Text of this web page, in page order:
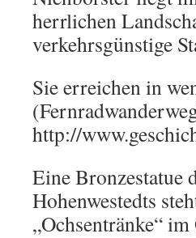
herrlichen
verkehrsgünstige
Sie erreichen in
http://
Eine Bronzestatue
Hohenwestedts
„Ochsentränke“